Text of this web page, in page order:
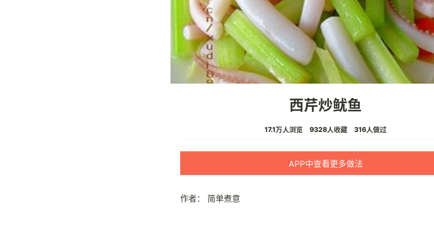
西芹炒鱿鱼
17.1万人浏览 9328人收藏 316人做过
APP中查看更多做法
作者： 简单煮意